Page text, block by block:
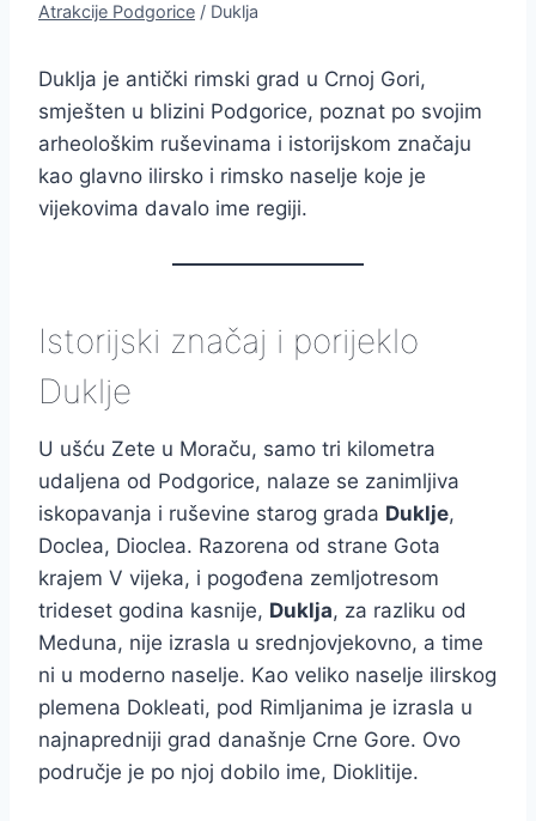
Atrakcije Podgorice / Duklja
Duklja je antički rimski grad u Crnoj Gori,
smješten u blizini Podgorice, poznat po svojim
arheološkim ruševinama i istorijskom značaju
kao glavno ilirsko i rimsko naselje koje je
vijekovima davalo ime regiji.
Istorijski značaj i porijeklo
Duklje
U ušću Zete u Moraču, samo tri kilometra
udaljena od Podgorice, nalaze se zanimljiva
iskopavanja i ruševine starog grada Duklje,
Doclea, Dioclea. Razorena od strane Gota
krajem V vijeka, i pogođena zemljotresom
trideset godina kasnije, Duklja, za razliku od
Meduna, nije izrasla u srednjovjekovno, a time
ni u moderno naselje. Kao veliko naselje ilirskog
plemena Dokleati, pod Rimljanima je izrasla u
najnapredniji grad današnje Crne Gore. Ovo
područje je po njoj dobilo ime, Dioklitije.